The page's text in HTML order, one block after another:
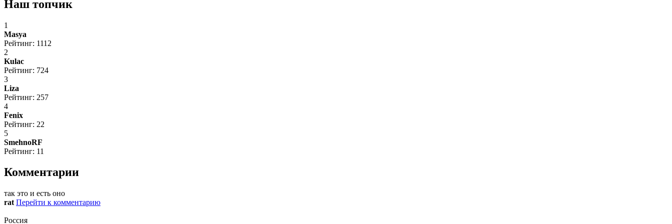
Наш топчик
1
Masya
Рейтинг: 1112
2
Kulac
Рейтинг: 724
3
Liza
Рейтинг: 257
4
Fenix
Рейтинг: 22
5
SmehnoRF
Рейтинг: 11
Комментарии
так это и есть оно
rat Перейти к комментарию
Россия